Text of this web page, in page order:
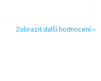
Zobrazit další hodnocení